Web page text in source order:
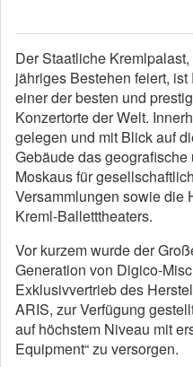
Der Staatliche
jähriges Bestehen feiert,
einer der besten und
Konzertorte der Welt.
gelegen und mit Blick auf
Gebäude das
Moskaus für
Versammlungen sowie die
Kreml-Balletttheaters.
Vor kurzem wurde der
Generation von Digico-
Exklusivvertrieb des
ARIS, zur Verfügung
auf höchstem Niveau mit
Equipment“ zu versorgen.